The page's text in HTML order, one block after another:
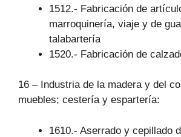
1512.- Fabricación de
marroquinería, viaje y de
talabartería
1520.- Fabricación de
16 – Industria de la madera y del
muebles; cestería y espartería:
1610.- Aserrado y cepillado